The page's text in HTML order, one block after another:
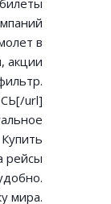
в
акции
url]
рейсы
мира.